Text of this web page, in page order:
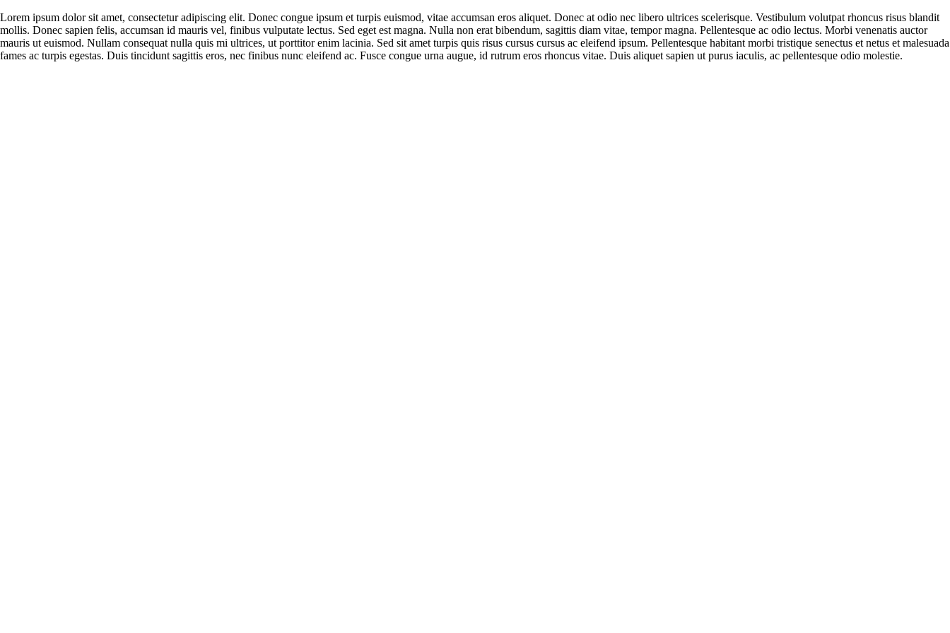
Lorem ipsum dolor sit amet, consectetur adipiscing elit. Donec congue ipsum et turpis euismod, vitae accumsan eros aliquet. Donec at odio nec libero ultrices scelerisque. Vestibulum volutpat rhoncus risus blandit
mollis. Donec sapien felis, accumsan id mauris vel, finibus vulputate lectus. Sed eget est magna. Nulla non erat bibendum, sagittis diam vitae, tempor magna. Pellentesque ac odio lectus. Morbi venenatis auctor
mauris ut euismod. Nullam consequat nulla quis mi ultrices, ut porttitor enim lacinia. Sed sit amet turpis quis risus cursus cursus ac eleifend ipsum. Pellentesque habitant morbi tristique senectus et netus et malesuada
fames ac turpis egestas. Duis tincidunt sagittis eros, nec finibus nunc eleifend ac. Fusce congue urna augue, id rutrum eros rhoncus vitae. Duis aliquet sapien ut purus iaculis, ac pellentesque odio molestie.